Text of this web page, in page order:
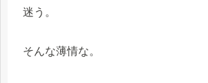
迷う。
そんな薄情な。